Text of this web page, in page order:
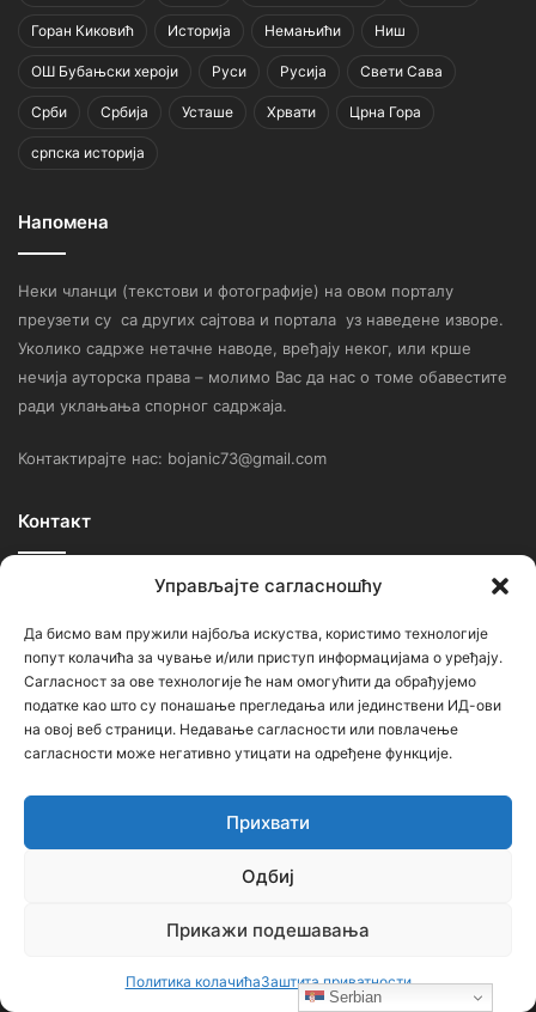
Управљајте сагласношћу
Да бисмо вам пружили најбоља искуства, користимо технологије
попут колачића за чување и/или приступ информацијама о уређају.
Сагласност за ове технологије ће нам омогућити да обрађујемо
податке као што су понашање прегледања или јединствени ИД-ови
на овој веб страници. Недавање сагласности или повлачење
сагласности може негативно утицати на одређене функције.
Прихвати
Одбиј
Прикажи подешавања
Политика колачићаЗаштита приватности
Горан Киковић Историја Немањићи Ниш
ОШ Бубањски хероји Руси Русија Свети Сава
Срби Србија Усташе Хрвати Црна Гора
српска историја
Напомена
Неки чланци (текстови и фотографије) на овом порталу
преузети су са других сајтова и портала уз наведене изворе.
Уколико садрже нетачне наводе, вређају неког, или крше
нечија ауторска права – молимо Вас да нас о томе обавестите
ради уклањања спорног садржаја.
Контактирајте нас: bojanic73@gmail.com
Контакт
Ђорђе Бојанић, проф. историје – главни уредник
Седиште: Србија, 18000, Ниш
Контакт: тел. +381 652061021
редакција –bojanic73@gmail.com
…
Сајт није под финансијским, политичким и идеолошким
утицајем ни једне политичке опције или организације. Сајт није
Serbian